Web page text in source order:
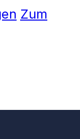
Zum